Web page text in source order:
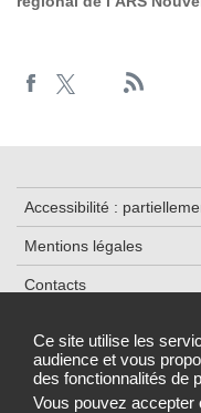
Ce site utilise les
audience et vous
des fonctionnalités de
Vous pouvez accepter
Accessibilité :
Mentions légales
Contacts
Données personnelles
Gestion des cookies